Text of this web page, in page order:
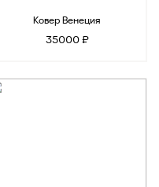
Ковер Венеция
35000 ₽